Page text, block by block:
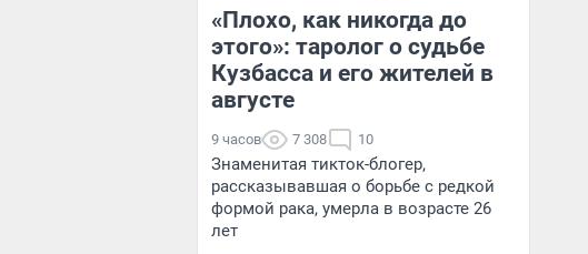
«Плохо, как никогда до
этого»: таролог о судьбе
Кузбасса и его жителей в
августе
9 часов 7 308 10
Знаменитая тикток-блогер,
рассказывавшая о борьбе с редкой
формой рака, умерла в возрасте 26
лет